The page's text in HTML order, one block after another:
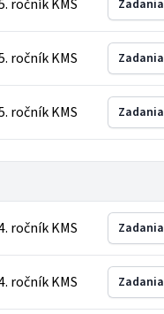
ročník KMS Zadania
ročník KMS Zadania
ročník KMS Zadania
ročník KMS Zadania
ročník KMS Zadania